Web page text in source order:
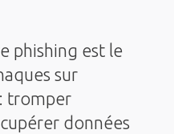
phishing est le
sur
tromper
données